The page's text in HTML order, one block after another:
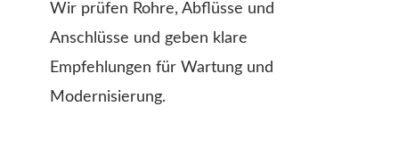
Wir prüfen Rohre, Abflüsse und
Anschlüsse und geben klare
Empfehlungen für Wartung und
Modernisierung.